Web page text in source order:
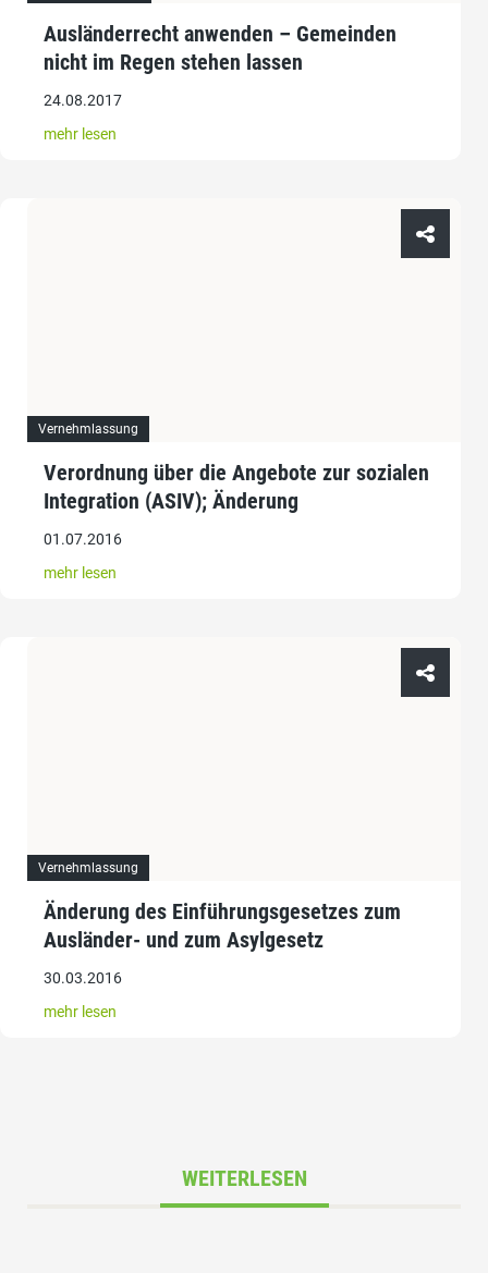
Ausländerrecht anwenden – Gemeinden
nicht im Regen stehen lassen
24.08.2017
mehr lesen
Vernehmlassung
Verordnung über die Angebote zur sozialen
Integration (ASIV); Änderung
01.07.2016
mehr lesen
Vernehmlassung
Änderung des Einführungsgesetzes zum
Ausländer- und zum Asylgesetz
30.03.2016
mehr lesen
WEITERLESEN